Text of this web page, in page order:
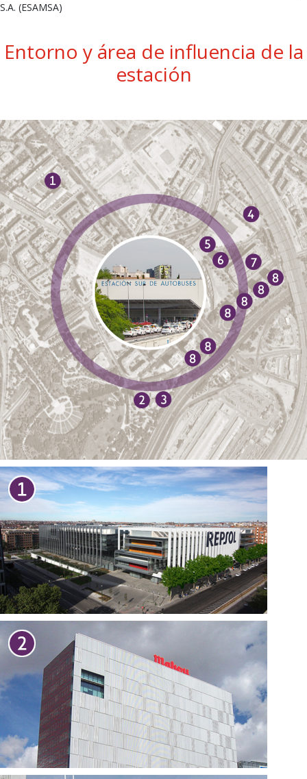
S.A. (ESAMSA)
Entorno y área de influencia de la
estación